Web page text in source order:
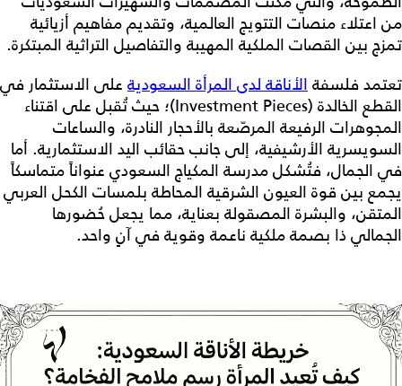
من اعتلاء منصات التتويج العالمية، وتقديم مفاهيم أزيائية
تمزج بين القصات الملكية المهيبة والتفاصيل التراثية المبتكرة.
تعتمد فلسفةالأناقة لدى المرأة السعودية على الاستثمار في
القطع الخالدة (Investment Pieces)؛ حيث تُقبل على اقتناء
المجوهرات الرفيعة المرصّعة بالأحجار النادرة، والساعات
السويسرية الأرشيفية، إلى جانب حقائب اليد الاستثمارية. أما
في الجمال، فتُشكل مدرسة المكياج السعودي عنواناً متماسكاً
يجمع بين قوة العيون الشرقية المحاطة بلمسات الكحل العربي
المتقن، والبشرة المصقولة بعناية، مما يجعل حُضورها
الجمالي ذا بصمة ملكية ناعمة وقوية في آنٍ واحد.